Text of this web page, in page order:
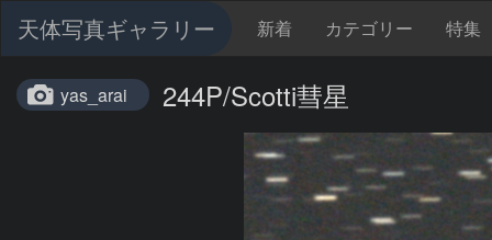
天体写真ギャラリー 新着 カテゴリー 特集
yas_arai 244P/Scotti彗星